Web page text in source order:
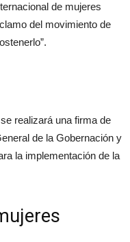
de mujeres
del movimiento de
realizará una firma de
de la Gobernación y
la implementación de la